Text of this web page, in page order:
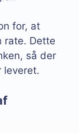
for, at
rate. Dette
så der
leveret.